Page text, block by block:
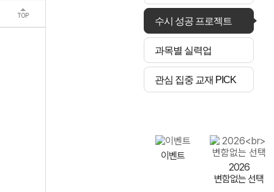
TOP
수시 성공 프로젝트
과목별 실력업
관심 집중 교재 PICK
이벤트
2026
변함없는 선택